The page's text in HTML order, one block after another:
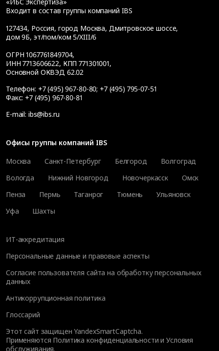
Входит в состав группы компаний IBS
127434, Россия, город Москва, Дмитровское шоссе,
дом 9Б, эт/пом/ком 5/XIII/6
ОГРН 1067761849704,
ИНН 7713606622, КПП 771301001,
Основной ОКВЭД 62.02
Телефон: +7 (495) 967-80-80; +7 (495) 795-07-51
Факс: +7 (495) 967-80-81
E-mail: ibs@ibs.ru
Офисы группы компаний IBS
Москва
Санкт-Петербург Белгород
Волгоград
Вологда
Нижний Новгород Новочеркасск
Омск
Пенза
Пермь Таганрог Тюмень
Ульяновск
Уфа
Шахты
ИТ-аккредитация
Персональные данные и правовые аспекты
Согласие пользователя сайта на обработку персональных
данных
Антикоррупционная политика
Глоссарий
Этот сайт защищен YandexSmartCaptcha.
Применяются Политика конфиденциальности иУсловия
обслуживания.